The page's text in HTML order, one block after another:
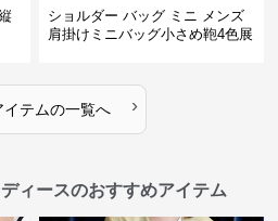
ショルダー バッグ ミニ メンズ
肩掛けミニバッグ小さめ鞄4色展
イテムの一覧へ ›
ィースのおすすめアイテム